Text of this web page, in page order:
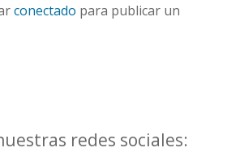
conectado para publicar un
redes sociales: